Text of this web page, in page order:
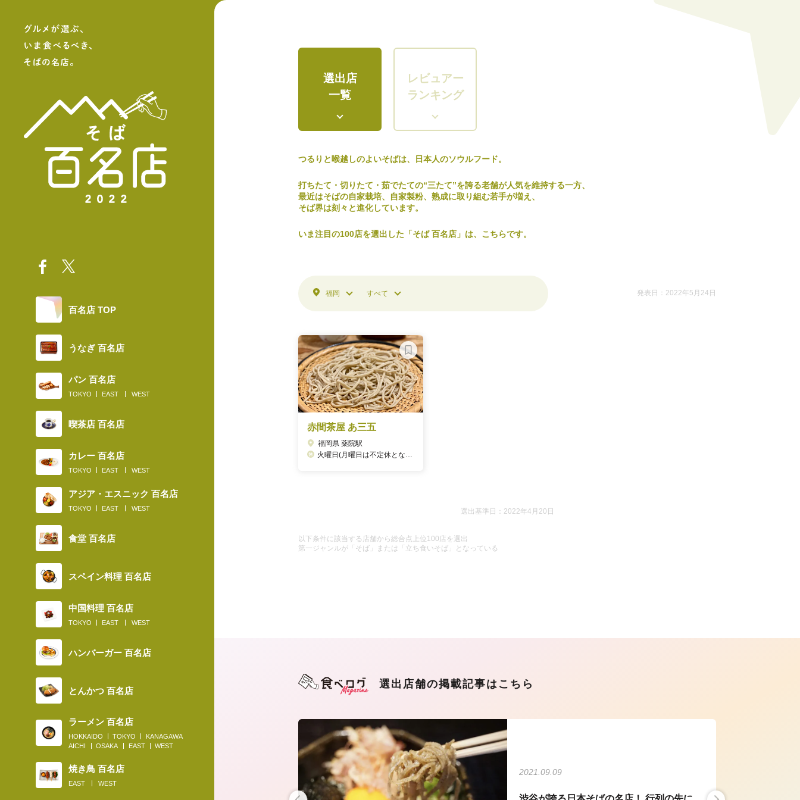
百名店 TOP
うなぎ 百名店
パン 百名店
TOKYO EAST WEST
喫茶店 百名店
カレー 百名店
TOKYO EAST WEST
アジア・エスニック 百名店
TOKYO EAST WEST
食堂 百名店
スペイン料理 百名店
中国料理 百名店
TOKYO EAST WEST
ハンバーガー 百名店
とんかつ 百名店
ラーメン 百名店
HOKKAIDO TOKYO
KANAGAWA
AICHI
OSAKA EAST WEST
焼き鳥 百名店
EAST WEST
選出店
一覧
レビュアー
ランキング
つるりと喉越しのよいそばは、日本人のソウルフード。
打ちたて・切りたて・茹でたての“三たて”を誇る老舗が人気を維持する一方、
最近はそばの自家栽培、自家製粉、熟成に取り組む若手が増え、
そば界は刻々と進化しています。
いま注目の100店を選出した「そば 百名店」は、こちらです。
福岡 すべて 発表日：2022年5月24日
赤間茶屋 あ三五
福岡県 薬院駅
火曜日(月曜日は不定休となります）
選出基準日：2022年4月20日
以下条件に該当する店舗から総合点上位100店を選出
第一ジャンルが「そば」または「立ち食いそば」となっている
選出店舗の掲載記事はこちら
2019.01.13 2021.09.09